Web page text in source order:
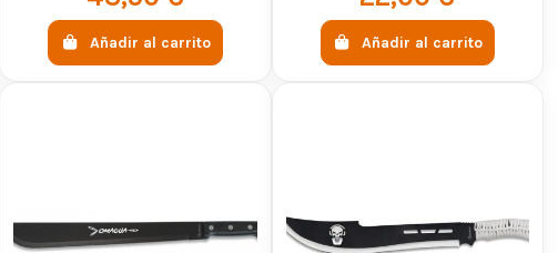
Añadir al carrito Añadir al carrito